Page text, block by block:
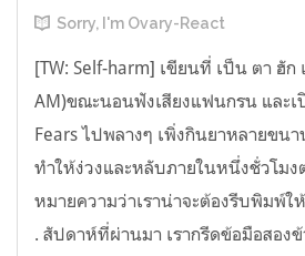
Sorry, I'm Ovary-React
[TW: Self-harm] เขียนที่ เป็น ตา ฮัก
AM)ขณะนอนฟังเสียงแฟนกรน และเ
Fears ไปพลางๆ เพิ่งกินยาหลายขน
ทำให้ง่วงและหลับภายในหนึ่งชั่วโม
หมายความว่าเราน่าจะต้องรีบพิมพ์
. สัปดาห์ที่ผ่านมา เรากรีดข้อมือสองข้